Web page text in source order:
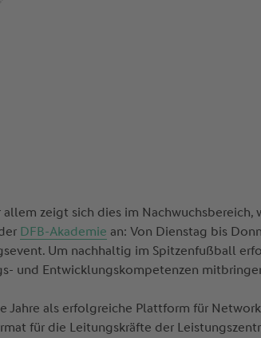
zeigt sich dies im Nachwuchsbereich,
DFB-Akademie an: Von Dienstag bis
Um nachhaltig im Spitzenfußball
und Entwicklungskompetenzen
Jahre als erfolgreiche Plattform für
für die Leitungskräfte der